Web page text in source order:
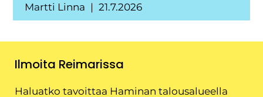
Martti Linna 21.7.2026
Ilmoita Reimarissa
Haluatko tavoittaa Haminan talousalueella